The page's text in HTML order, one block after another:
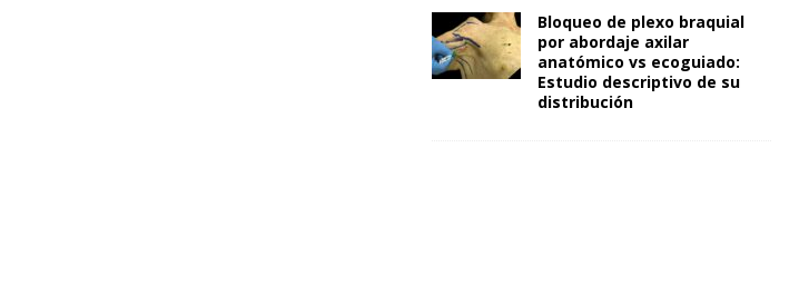
Bloqueo de plexo braquial
por abordaje axilar
anatómico vs ecoguiado:
Estudio descriptivo de su
distribución